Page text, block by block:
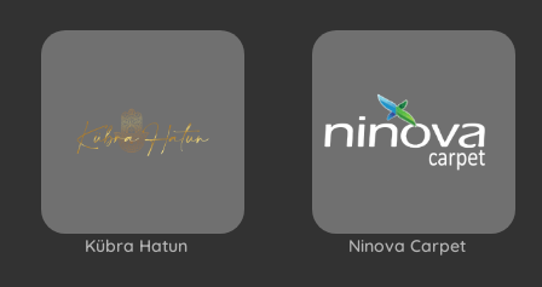
Kübra Hatun Ninova Carpet